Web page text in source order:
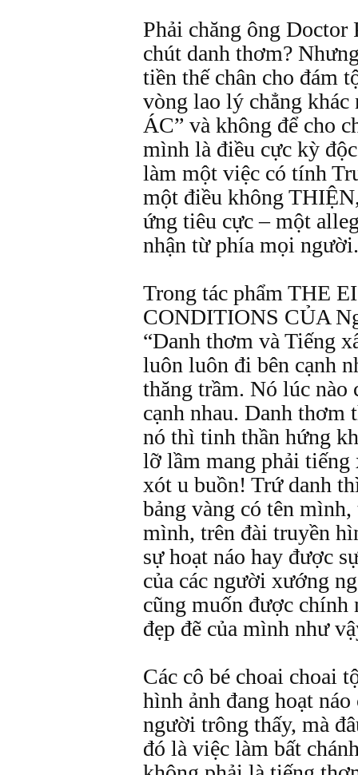
Phải chăng ông
chút danh thơm?
tiền thế chân cho đám
vòng lao lý chẳng
ÁC” và không để cho
mình là điều cực kỳ
làm một việc có tính
một điều không
ứng tiêu cực – một
nhận từ phía mọi người.
Trong tác phẩm THE
CONDITIONS CỦA
“Danh thơm và Tiếng
luôn luôn đi bên cạnh
thăng trầm. Nó lúc nào
cạnh nhau. Danh thơm
nó thì tinh thần hứng
lỡ lầm mang phải tiếng
xót u buồn! Trứ danh
bảng vàng có tên
mình, trên đài truyền
sự hoạt náo hay được
của các người xướng
cũng muốn được chính
đẹp đẽ của mình như
Các cô bé choai choai
hình ảnh đang hoạt
người trông thấy, mà
đó là việc làm bất